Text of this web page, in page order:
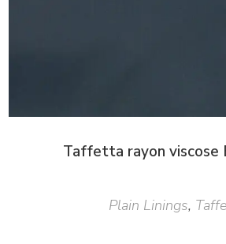
Taffetta rayon viscose
Plain Linings,